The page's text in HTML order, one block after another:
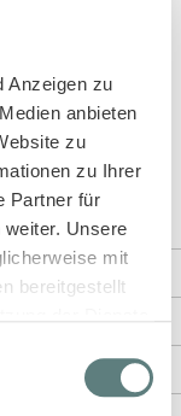
Anzeigen zu
anbieten
zu
zu Ihrer
Partner für
Unsere
mit
bereitgestellt
du in
bis 134/140. Ist 92
Mit Modell
für dich.
Weste Modell